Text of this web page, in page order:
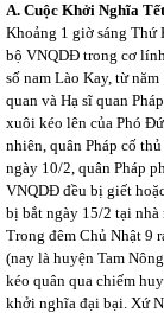
A. Cuộc Khởi Nghĩa
Khoảng 1 giờ sáng
bộ VNQDĐ trong cơ
số nam Lào Kay, từ
quan và Hạ sĩ quan
xuôi kéo lên của Phó
nhiên, quân Pháp cố
ngày 10/2, quân Pháp
VNQDĐ đều bị giết
bị bắt ngày 15/2 tại
Trong đêm Chủ Nhật 9
(nay là huyện Tam
kéo quân qua chiếm
khởi nghĩa đại bại. Xứ